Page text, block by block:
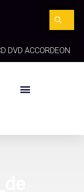
DVD ACCORDEON